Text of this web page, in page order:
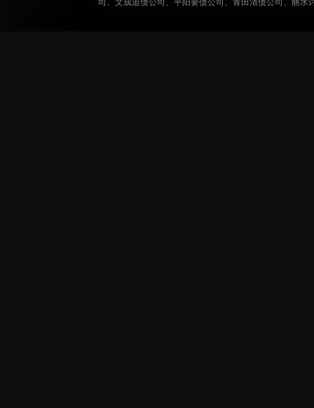
司 、 文成追债公司 、 平阳要债公司 、 青田清债公司 、 丽水